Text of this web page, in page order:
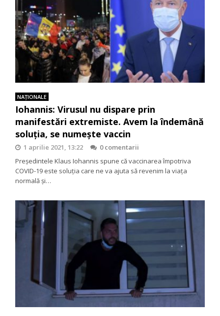
NAŢIONALE
Iohannis: Virusul nu dispare prin
manifestări extremiste. Avem la îndemână
soluția, se numește vaccin
1 aprilie 2021, 13:22
0 comentarii
Președintele Klaus Iohannis spune că vaccinarea împotriva
COVID-19 este soluția care ne va ajuta să revenim la viața
normală și…